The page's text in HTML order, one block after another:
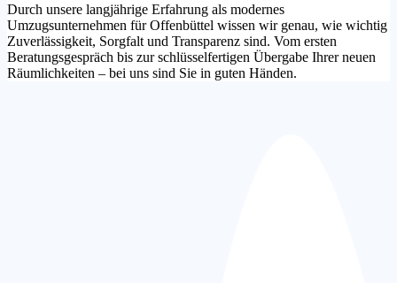
Durch unsere langjährige Erfahrung als modernes
Umzugsunternehmen für Offenbüttel wissen wir genau, wie wichtig
Zuverlässigkeit, Sorgfalt und Transparenz sind. Vom ersten
Beratungsgespräch bis zur schlüsselfertigen Übergabe Ihrer neuen
Räumlichkeiten – bei uns sind Sie in guten Händen.